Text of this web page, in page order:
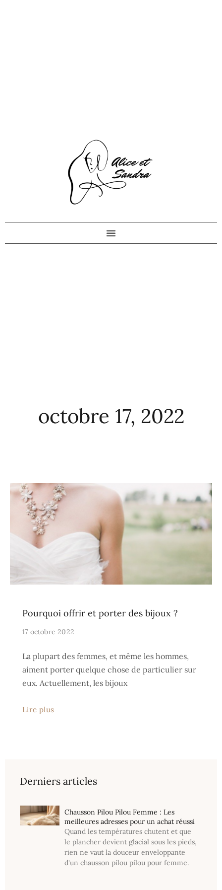
octobre 17, 2022
Pourquoi offrir et porter des bijoux ?
17 octobre 2022
La plupart des femmes, et même les hommes,
aiment porter quelque chose de particulier sur
eux. Actuellement, les bijoux
Lire plus
Derniers articles
Chausson Pilou Pilou Femme : Les
meilleures adresses pour un achat réussi
Quand les températures chutent et que
le plancher devient glacial sous les pieds,
rien ne vaut la douceur enveloppante
d'un chausson pilou pilou pour femme.